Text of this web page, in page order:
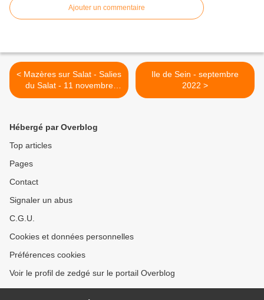
Ajouter un commentaire
< Mazères sur Salat - Salies
du Salat - 11 novembre
2022
Ile de Sein - septembre
2022 >
Hébergé par Overblog
Top articles
Pages
Contact
Signaler un abus
C.G.U.
Cookies et données personnelles
Préférences cookies
Voir le profil de zedgé sur le portail Overblog